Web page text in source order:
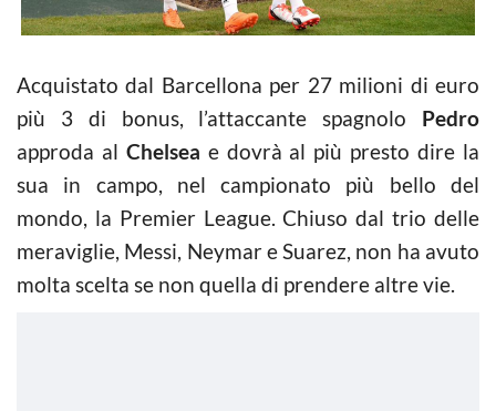
Acquistato dal Barcellona per 27 milioni di euro
più 3 di bonus, l’attaccante spagnolo Pedro
approda al Chelsea e dovrà al più presto dire la
sua in campo, nel campionato più bello del
mondo, la Premier League. Chiuso dal trio delle
meraviglie, Messi, Neymar e Suarez, non ha avuto
molta scelta se non quella di prendere altre vie.